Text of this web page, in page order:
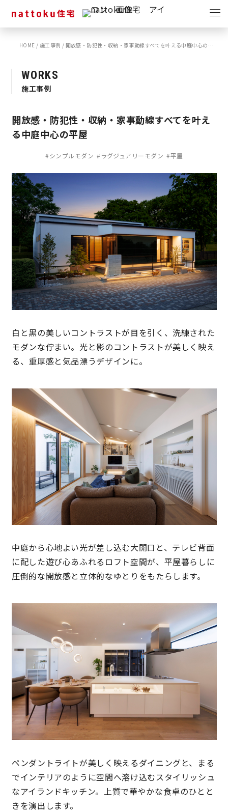
イベント
キャンペーン
ショールーム
モデルハウス
スタッフブログ
営業時間／10:00～20:00 定休日／年末年始
タップで電話をかける
来店・見学予約
OWNER’S SITE オーナーズサイト
nattokuグループコーポレートサイト
nattoku住宅 10のこだわり
理想の暮らしを引き出すデザイン力
家具まで標準仕様の空間コーディネート
耐震等級3 & 許容応力度計算 全棟標準
2030年の省エネ基準住宅
100年点検住宅
快適な室内環境へのこだわり
生涯続く安心のアフターフォロー
ラインナップ
最響の家
HOME / 施工事例 / 開放感・防犯性・収納・家事動線すべてを叶える中庭中心の平屋
WORKS
施工事例
開放感・防犯性・収納・家事動線すべてを叶え
る中庭中心の平屋
#シンプルモダン #ラグジュアリーモダン #平屋
白と黒の美しいコントラストが目を引く、洗練された
モダンな佇まい。光と影のコントラストが美しく映え
る、重厚感と気品漂うデザインに。
中庭から心地よい光が差し込む大開口と、テレビ背面
に配した遊び心あふれるロフト空間が、平屋暮らしに
圧倒的な開放感と立体的なゆとりをもたらします。
ペンダントライトが美しく映えるダイニングと、まる
でインテリアのように空間へ溶け込むスタイリッシュ
なアイランドキッチン。上質で華やかな食卓のひとと
きを演出します。